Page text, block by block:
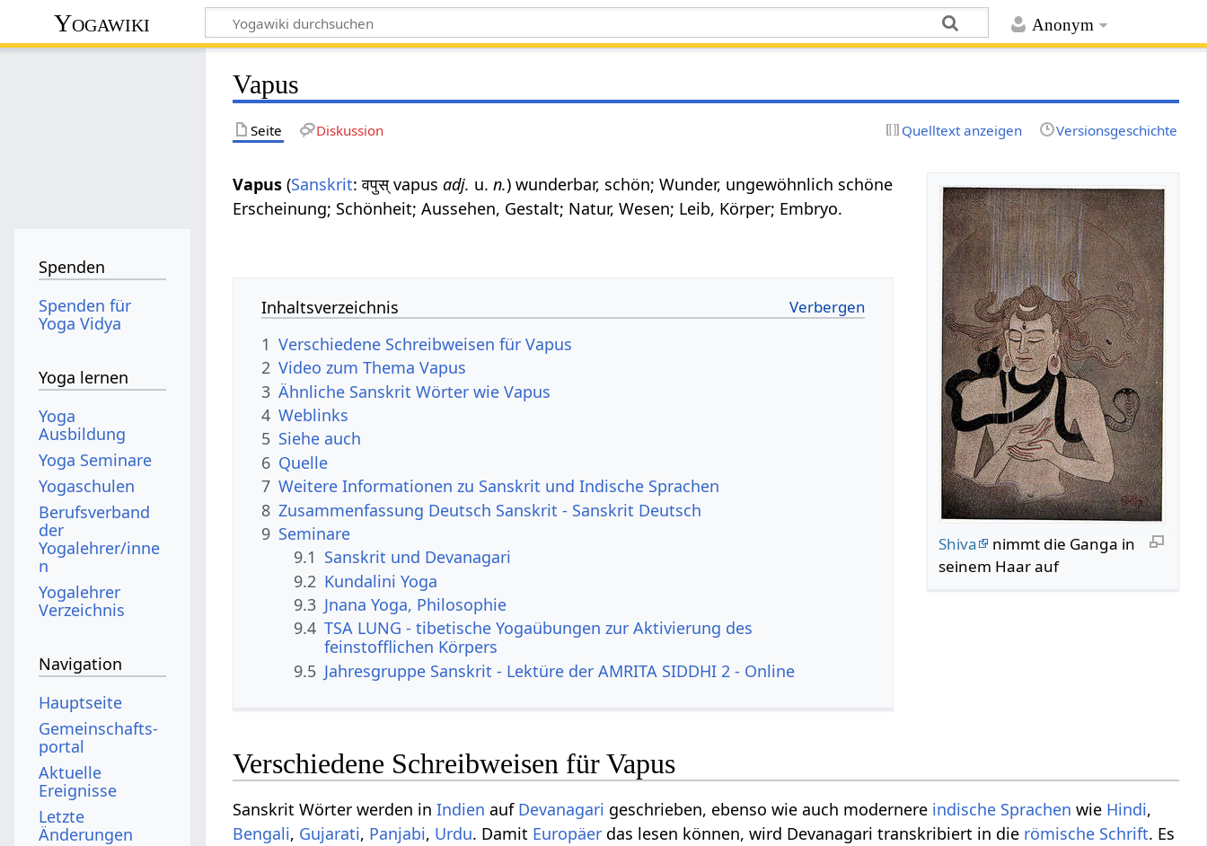
Anonym
Yogawiki
Vapus
Seite Diskussion Quelltext anzeigen Versionsgeschichte
Shiva
nimmt die Ganga in
seinem Haar auf
Vapus (Sanskrit: वपुस् vapusadj. u.n.) wunderbar, schön; Wunder, ungewöhnlich schöne
Erscheinung; Schönheit; Aussehen, Gestalt; Natur, Wesen; Leib, Körper; Embryo.
Inhaltsverzeichnis
1 Verschiedene Schreibweisen für Vapus
2 Video zum Thema Vapus
3 Ähnliche Sanskrit Wörter wie Vapus
4 Weblinks
5 Siehe auch
6 Quelle
7 Weitere Informationen zu Sanskrit und Indische Sprachen
8 Zusammenfassung Deutsch Sanskrit - Sanskrit Deutsch
9 Seminare
9.1 Sanskrit und Devanagari
9.2 Kundalini Yoga
9.3 Jnana Yoga, Philosophie
9.4 TSA LUNG - tibetische Yogaübungen zur Aktivierung des
feinstofflichen Körpers
9.5 Jahresgruppe Sanskrit - Lektüre der AMRITA SIDDHI 2 - Online
Verschiedene Schreibweisen für Vapus
Sanskrit Wörter werden inIndien auf Devanagari geschrieben, ebenso wie auch modernere indische Sprachen wie Hindi,
Bengali, Gujarati, Panjabi, Urdu. Damit Europäer das lesen können, wird Devanagari transkribiert in die römische Schrift. Es
Spenden
Spenden für
Yoga Vidya
Yoga lernen
Yoga
Ausbildung
Yoga Seminare
Yogaschulen
Berufsverband
der
Yogalehrer/inne
n
Yogalehrer
Verzeichnis
Navigation
Hauptseite
Gemeinschafts­
portal
Aktuelle
Ereignisse
Letzte
Änderungen